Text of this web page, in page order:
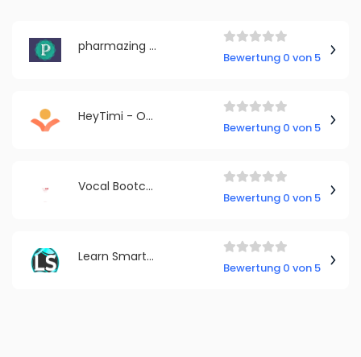
pharmazing - Online Nachhilfe
Bewertung 0 von 5
HeyTimi - Online Nachhilfe
Bewertung 0 von 5
Vocal Bootcamp
Bewertung 0 von 5
Learn Smarter not Harder
Bewertung 0 von 5